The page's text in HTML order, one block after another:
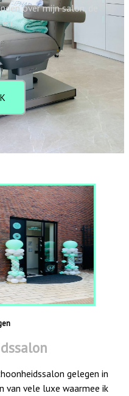
over mijn salon, de
gelegen in
van vele luxe waarmee ik